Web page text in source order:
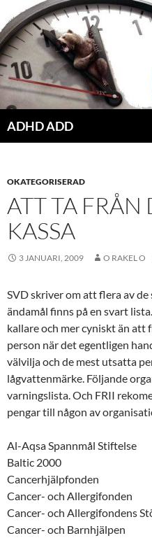
Hoppa
till
innehåll
ADHD ADD
OKATEGORISERAD
ATT TA FRÅN
KASSA
3 JANUARI, 2009 O RAKEL O
SVD skriver om att flera av
ändamål finns på en svart
kallare och mer cyniskt än att
person när det egentligen
välvilja och de mest utsatta
lågvattenmärke. Följande
varningslista. Och FRII
pengar till någon av
Al-Aqsa Spannmål Stiftelse
Baltic 2000
Cancerhjälpfonden
Cancer- och Allergifonden
Cancer- och Allergifondens
Cancer- och Barnhjälpen